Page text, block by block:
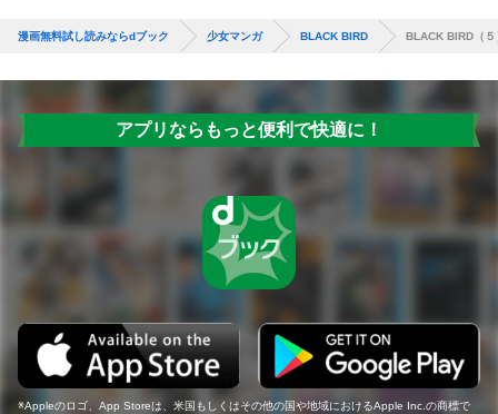
漫画無料試し読みならdブック 少女マンガ BLACK BIRD BLACK BIRD（５
アプリならもっと便利で快適に！
Appleのロゴ、App Storeは、米国もしくはその他の国や地域におけるApple Inc.の商標で